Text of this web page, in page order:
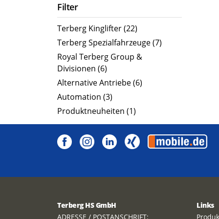
Filter
Terberg Kinglifter (22)
Terberg Spezialfahrzeuge (7)
Royal Terberg Group &
Divisionen (6)
Alternative Antriebe (6)
Automation (3)
Produktneuheiten (1)
Terberg HS GmbH
ADRESSE / POSTANSCHRIFT:
Links